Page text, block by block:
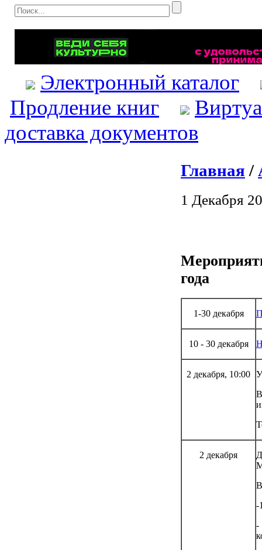
Электронный каталог
Продление книг
доставка документов
Главная /
1 Декабря
года
1-30 декабря
10 - 30 декабря
2 декабря, 10:00
2 декабря
-
-